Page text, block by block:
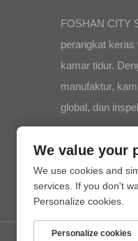
FOSHAN CITY
perangkat keras
kamar tidur.
manufaktur,
global, dan
We value your
We use cookies and
services. If you don't
Personalize cookies.
Personalize cookies